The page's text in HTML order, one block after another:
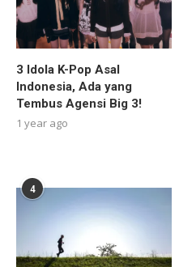
3 Idola K-Pop Asal
Indonesia, Ada yang
Tembus Agensi Big 3!
1 year ago
4